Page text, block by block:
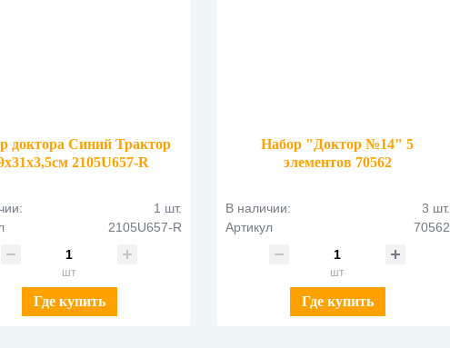
доктора Синий Трактор
2105U657-R
1 шт.
2105U657-R
шт
Где купить
Набор "Доктор №14" 5
элементов 70562
В наличии:
3 шт.
Артикул
70562
шт
Где купить